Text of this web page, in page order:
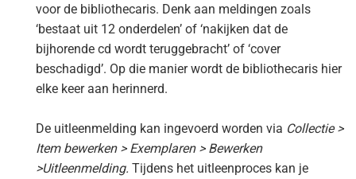
voor de bibliothecaris. Denk aan meldingen zoals
‘bestaat uit 12 onderdelen’ of ‘nakijken dat de
bijhorende cd wordt teruggebracht’ of ‘cover
beschadigd’. Op die manier wordt de bibliothecaris hier
elke keer aan herinnerd.
De uitleenmelding kan ingevoerd worden via Collectie >
Item bewerken > Exemplaren > Bewerken
>Uitleenmelding. Tijdens het uitleenproces kan je